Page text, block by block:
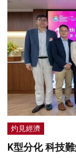
灼見經濟
K型分化 科技